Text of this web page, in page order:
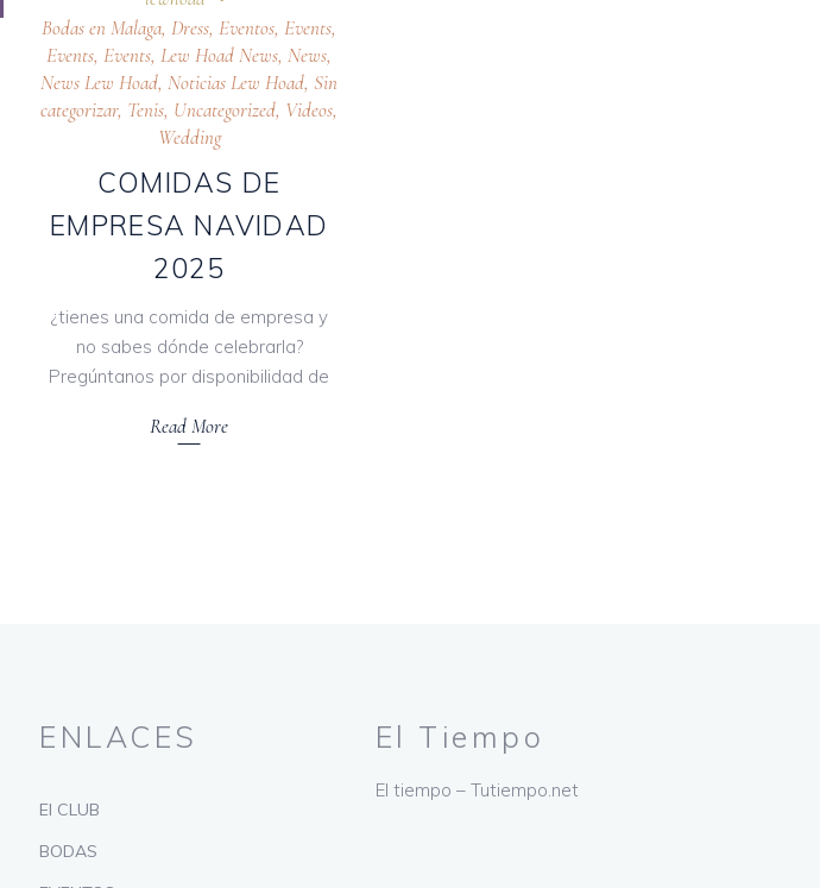
Bodas en Malaga,Dress,Eventos,Events,
Events,Events,Lew Hoad News,News,
News Lew Hoad,Noticias Lew Hoad, Sin
categorizar, Tenis, Uncategorized, Videos,
Wedding
COMIDAS DE
EMPRESA NAVIDAD
2025
¿tienes una comida de empresa y
no sabes dónde celebrarla?
Pregúntanos por disponibilidad de
Read More
ENLACES
El CLUB
BODAS
El Tiempo
El tiempo – Tutiempo.net